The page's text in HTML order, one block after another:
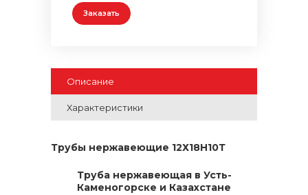
Заказать
Описание
Характеристики
Трубы нержавеющие 12Х18Н10Т
Труба нержавеющая в Усть-
Каменогорске и Казахстане